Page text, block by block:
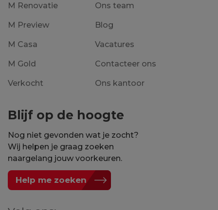
M Renovatie
M Preview
M Casa
M Gold
Verkocht
Ons team
Blog
Vacatures
Contacteer ons
Ons kantoor
Blijf op de hoogte
Nog niet gevonden wat je zocht?
Wij helpen je graag zoeken
naargelang jouw voorkeuren.
Help me zoeken